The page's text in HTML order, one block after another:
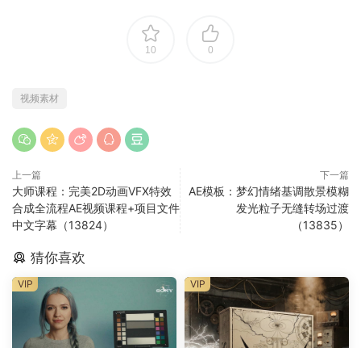
10 0
视频素材
上一篇
大师课程：完美2D动画VFX特效
合成全流程AE视频课程+项目文件
中文字幕（13824）
下一篇
AE模板：梦幻情绪基调散景模糊
发光粒子无缝转场过渡
（13835）
猜你喜欢
VIP VIP